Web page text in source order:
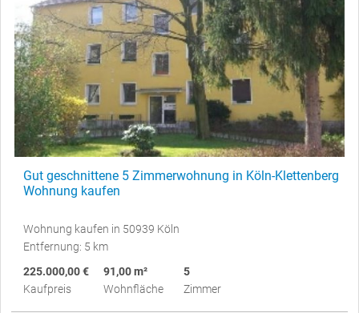
Gut geschnittene 5 Zimmerwohnung in Köln-Klettenberg
Wohnung kaufen
Wohnung kaufen in 50939 Köln
Entfernung: 5 km
225.000,00 €
Kaufpreis
91,00 m²
Wohnfläche
5
Zimmer